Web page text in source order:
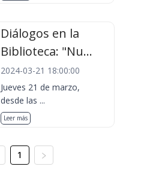
Diálogos en la
Biblioteca: "Nu...
2024-03-21 18:00:00
Jueves 21 de marzo,
desde las ...
Leer más
1